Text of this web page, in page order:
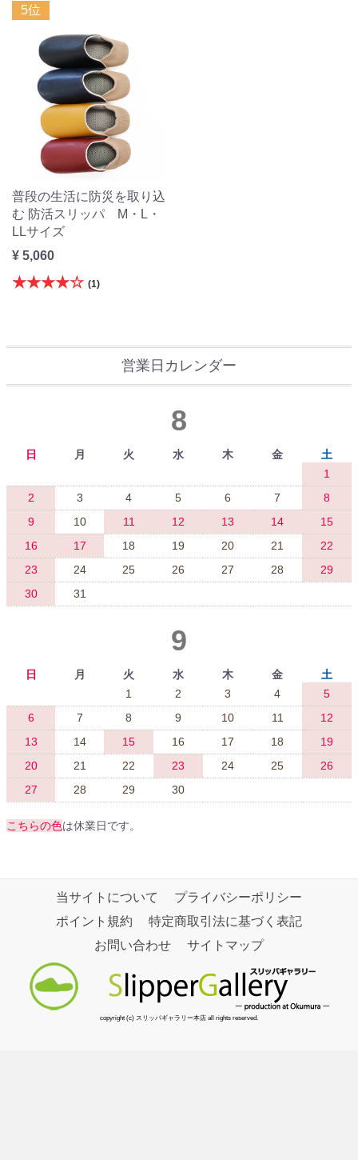
5位
普段の生活に防災を取り込
む 防活スリッパ M・L・
LLサイズ
¥ 5,060
★★★★☆ (1)
営業日カレンダー
8
日 月 火 水 木 金
土
1
2
3 4 5 6 7
8
9
10 11 12 13 14
15
16
17 18 19 20 21
22
23
24 25 26 27 28
29
30
31
9
日 月 火 水 木 金
土
1
2 3 4
5
6
7 8 9 10 11
12
13
14 15 16 17 18
19
20
21 22 23 24 25
26
27
28 29 30
こちらの色は休業日です。
当サイトについて
プライバシーポリシー
ポイント規約
特定商取引法に基づく表記
お問い合わせ
サイトマップ
copyright (c) スリッパギャラリー本店 all rights reserved.